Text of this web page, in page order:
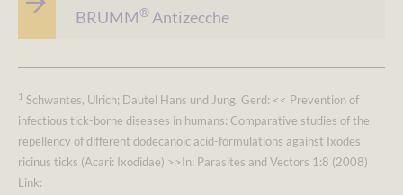
BRUMM® Antizecche
1 Schwantes, Ulrich; Dautel Hans und Jung, Gerd: << Prevention of
infectious tick-borne diseases in humans: Comparative studies of the
repellency of different dodecanoic acid-formulations against Ixodes
ricinus ticks (Acari: Ixodidae) >>In: Parasites and Vectors 1:8 (2008)
Link: